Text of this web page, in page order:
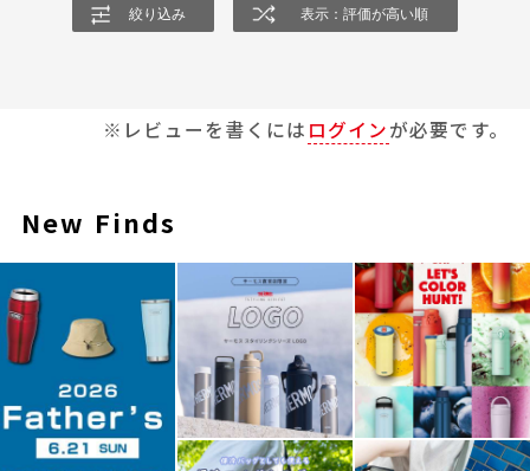
絞り込み 表示：評価が高い順
※レビューを書くには ログインが必要です。
New Finds